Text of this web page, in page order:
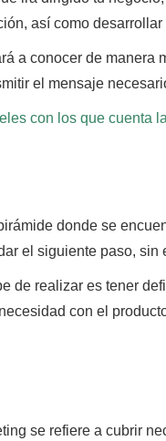
así como
a conocer de
el mensaje
con los que cuenta
donde se
el siguiente paso, sin
de realizar es tener
con el
se refiere a cubrir